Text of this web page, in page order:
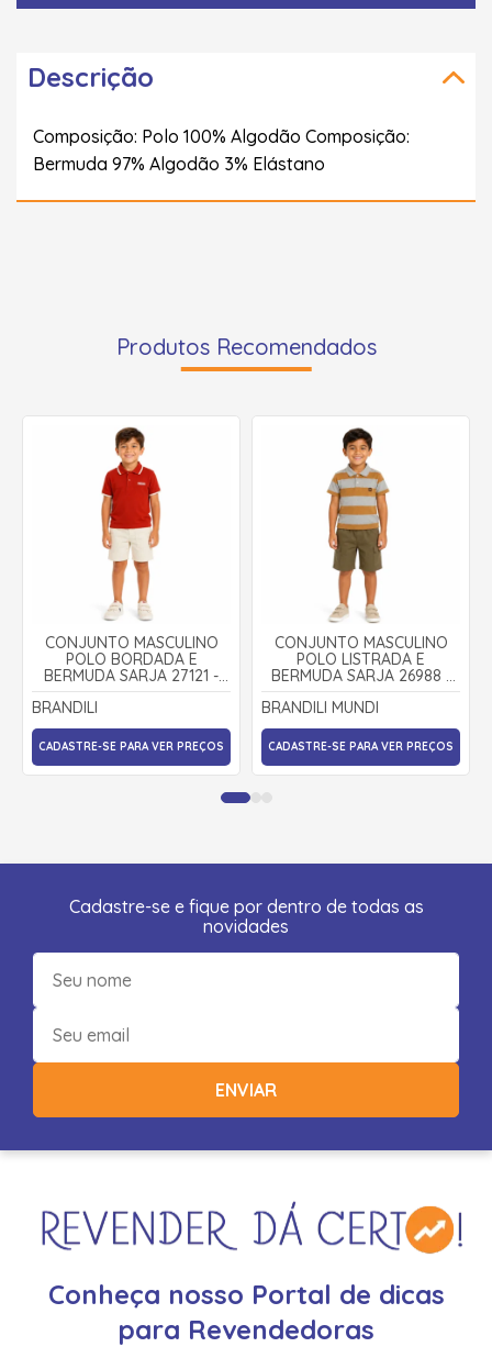
Descrição
Composição: Polo 100% Algodão Composição:
Bermuda 97% Algodão 3% Elástano
Produtos Recomendados
CONJUNTO MASCULINO
POLO BORDADA E
BERMUDA SARJA 27121 -
BRANDILI
BRANDILI
CADASTRE-SE PARA VER PREÇOS
CONJUNTO MASCULINO
POLO LISTRADA E
BERMUDA SARJA 26988 -
BRANDILI MUNDI
BRANDILI MUNDI
CADASTRE-SE PARA VER PREÇOS
Cadastre-se e fique por dentro de todas as
novidades
ENVIAR
Conheça nosso Portal de dicas
para Revendedoras